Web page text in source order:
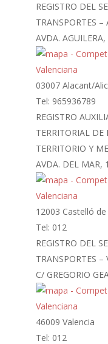
REGISTRO DEL
TRANSPORTES –
AVDA. AGUILERA,
03007 Alacant/
Tel: 965936789
REGISTRO
TERRITORIAL DE
TERRITORIO Y
AVDA. DEL MAR,
12003 Castelló
Tel: 012
REGISTRO DEL
TRANSPORTES –
C/ GREGORIO
46009 Valencia
Tel: 012